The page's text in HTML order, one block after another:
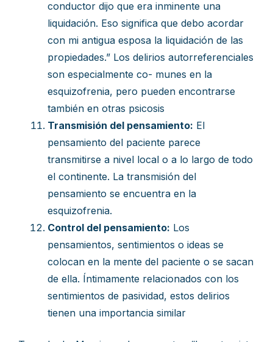
conductor dijo que era inminente una
liquidación. Eso significa que debo acordar
con mi antigua esposa la liquidación de las
propiedades.” Los delirios autorreferenciales
son especialmente co- munes en la
esquizofrenia, pero pueden encontrarse
también en otras psicosis
Transmisión del pensamiento: El
pensamiento del paciente parece
transmitirse a nivel local o a lo largo de todo
el continente. La transmisión del
pensamiento se encuentra en la
esquizofrenia.
Control del pensamiento: Los
pensamientos, sentimientos o ideas se
colocan en la mente del paciente o se sacan
de ella. Íntimamente relacionados con los
sentimientos de pasividad, estos delirios
tienen una importancia similar